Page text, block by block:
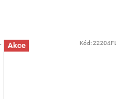
Akce Kód:22204FL